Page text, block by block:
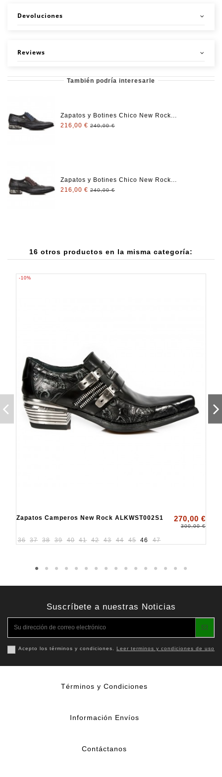
Devoluciones
Reviews
También podría interesarle
Zapatos y Botines Chico New Rock...
216,00 € 240,00 €
Zapatos y Botines Chico New Rock...
216,00 € 240,00 €
16 otros productos en la misma categoría:
-10%
Zapatos Camperos New Rock ALKWST002S1 270,00 €
300,00 €
36 37 38 39 40 41 42 43 44 45 46 47
Suscríbete a nuestras Noticias
Acepto los términos y condiciones. Leer terminos y condiciones de uso
Términos y Condiciones
Información Envíos
Contáctanos